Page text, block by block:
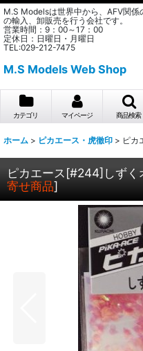
M.S Modelsは世界中から、AFV関
の輸入、卸販売を行う会社です。
営業時間：9：00～17：00
定休日：日曜日・月曜日
TEL:029-212-7475
M.S Models Web Shop
カテゴリ マイページ 商品検索
ホーム > ピカエース・虎徹印 > ピカ
ピカエース[#244]しず
寄せ商品]